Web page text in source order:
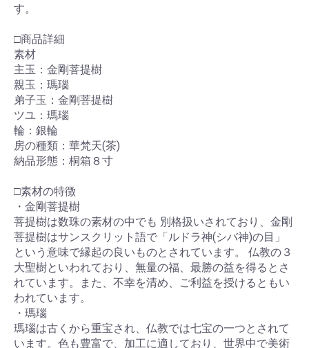
す。
□商品詳細
素材
主玉：金剛菩提樹
親玉：瑪瑙
弟子玉：金剛菩提樹
ツユ：瑪瑙
輪：銀輪
房の種類：華梵天(茶)
納品形態：桐箱８寸
□素材の特徴
・金剛菩提樹
菩提樹は数珠の素材の中でも 別格扱いされており、金剛
菩提樹はサンスクリット語で「ルドラ神(シバ神)の目」
という意味で縁起の良いものとされています。 仏教の３
大聖樹といわれており、無量の福、最勝の益を得るとさ
れています。また、不幸を清め、ご利益を授けるともい
われています。
・瑪瑙
瑪瑙は古くから重宝され、仏教では七宝の一つとされて
います。色も豊富で、加工に適しており、世界中で美術